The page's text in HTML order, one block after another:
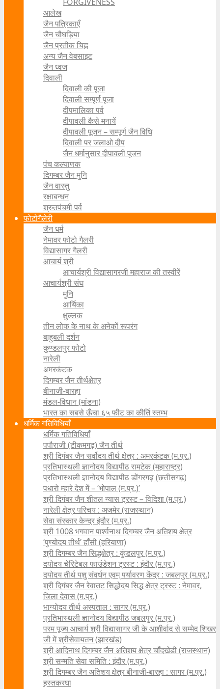
आलेख
जैन पत्रिकाएँ
जैन चौघड़िया
जैन प्रतीक चिह्न
अन्य जैन वेबसाइट
जैन ध्वज
दिवाली
दिवाली की पूजा
दिवाली सम्पूर्ण पूजा
दीपमालिका पर्व
दीपावली कैसे मनायें
दीपावली पूजन – सम्पूर्ण जैन विधि
दिवाली पर जलाओ दीप
जैन धर्मानुसार दीपावली पूजन
पंच कल्याणक
दिगम्बर जैन मुनि
जैन वास्तु
रक्षाबन्धन
श्रुतपंचमी पर्व
फोटोगैलेरी
जैन धर्म
नेमावर फोटो गैलरी
विद्यासागर गैलरी
आचार्य श्री
आचार्यश्री विद्यासागरजी महाराज की तस्वीरें
आचार्यश्री संघ
मुनि
आर्यिका
क्षुल्लक
तीन लोक के नाथ के अनेकों रूपरंग
बाहुबली दर्शन
कुण्डलपुर फोटो
नारेली
अमरकंटक
दिगम्बर जैन तीर्थक्षेत्र
बीनाजी-बारहा
मंडल-विधान (मांडना)
भारत का सबसे ऊँचा ६५ फीट का कीर्ति स्तम्भ
धर्मिक गतिविधियाँ
धर्मिक गतिविधियाँ
पपौराजी (टीकमगढ़) जैन तीर्थ
श्री दिगंबर जैन सर्वोदय तीर्थ क्षेत्र : अमरकंटक (म.प्र.)
प्रतिभास्थली ज्ञानोदय विद्यापीठ रामटेक (महाराष्ट्र)
प्रतिभास्थली ज्ञानोदय विद्यापीठ डोंगरगढ़ (छत्तीसगढ़)
पधारो म्हारे देश में – ‘भोपाल (म.प्र.)’
श्री दिगंबर जैन शीतल न्यास ट्रस्ट – विदिशा (म.प्र.)
नारेली क्षेत्र परिचय : अजमेर (राजस्थान)
सेवा संस्कार केन्द्र इंदौर (म.प्र.)
श्री 1008 भगवान पार्श्वनाथ दिगम्बर जैन अतिशय क्षे‍त्र
‘पुण्योदय तीर्थ’ हाँसी (हरियाणा)
श्री दिगम्बर जैन सिद्धक्षेत्र : कुंडलपुर (म.प्र.)
दयोदय चेरिटेबल फाउंडेशन ट्रस्ट : इंदौर (म.प्र.)
दयोदय तीर्थ पशु संवर्धन एवम्‌ पर्यावरण केंद्र : जबलपुर (म.प्र.)
श्री दिगंबर जैन रेवातट सिद्धोदय सिद्ध क्षेत्र ट्रस्ट : नेमावर,
जिला देवास (म.प्र.)
भाग्योदय तीर्थ अस्पताल : सागर (म.प्र.)
प्रतिभास्थली ज्ञानोदय विद्यापीठ जबलपुर (म.प्र.)
परम पूज्य आचार्य श्री विद्यासागर जी के आशीर्वाद से सम्मेद शिखर
जी में श्रीसेवायतन (झारखंड)
श्री आदिनाथ दिगम्बर जैन अतिशय क्षेत्र चाँदखेडी (राजस्थान)
श्री सन्मति सेवा समिति : इंदौर (म.प्र.)
श्री दिगम्बर जैन अतिशय क्षेत्र बीनाजी-बारहा : सागर (म.प्र.)
हस्तकरघा